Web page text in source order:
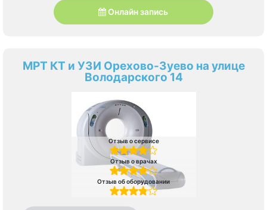
Онлайн запись
МРТ КТ и УЗИ Орехово-Зуево на улице
Володарского 14
Отзыв о сервисе
Отзыв о врачах
Отзыв об оборудовании